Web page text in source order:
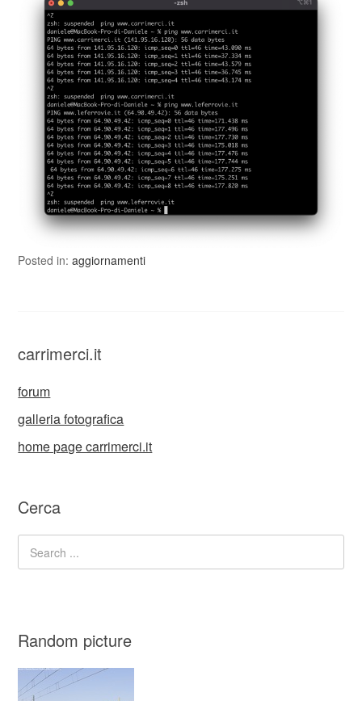
Posted in:aggiornamenti
carrimerci.it
forum
galleria fotografica
home page carrimerci.it
Cerca
Random picture